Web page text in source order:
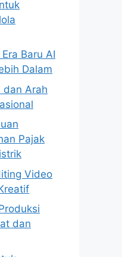
Baru AI
Dalam
dan Arah
Pajak
Video
dan